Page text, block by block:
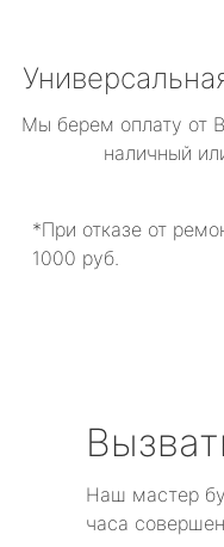
Мы берем оплату от
наличный
*При отказе от
1000 руб.
Наш мастер
часа